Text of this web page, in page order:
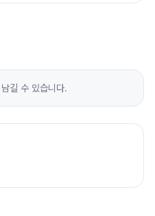
길 수 있습니다.